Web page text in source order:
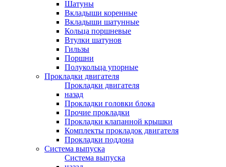
Шатуны
Вкладыши коренные
Вкладыши шатунные
Кольца поршневые
Втулки шатунов
Гильзы
Поршни
Полукольца упорные
Прокладки двигателя
Прокладки двигателя
назад
Прокладки головки блока
Прочие прокладки
Прокладки клапанной крышки
Комплекты прокладок двигателя
Прокладки поддона
Система выпуска
Система выпуска